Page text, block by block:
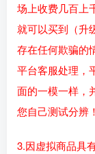
场上收费几百上
就可以买到（升
存在任何欺骗的
平台客服处理，
面的一模一样，
您自己测试分辨！
3.因虚拟商品具